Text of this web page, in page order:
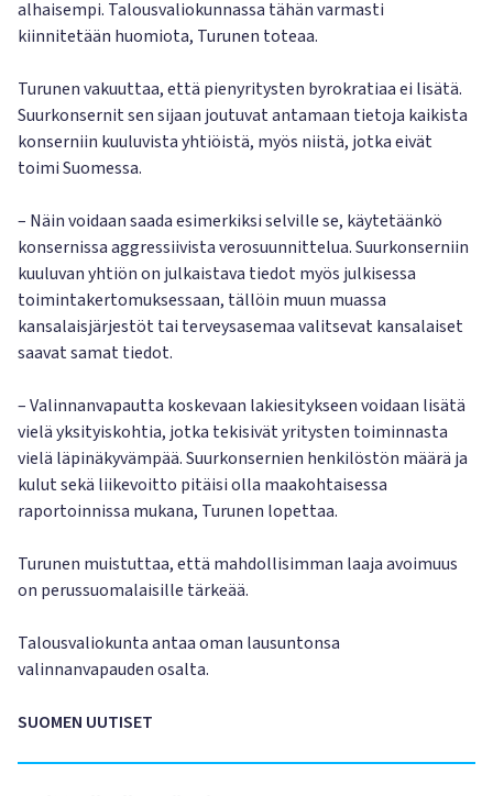
alhaisempi. Talousvaliokunnassa tähän varmasti
kiinnitetään huomiota, Turunen toteaa.
Turunen vakuuttaa, että pienyritysten byrokratiaa ei lisätä.
Suurkonsernit sen sijaan joutuvat antamaan tietoja kaikista
konserniin kuuluvista yhtiöistä, myös niistä, jotka eivät
toimi Suomessa.
– Näin voidaan saada esimerkiksi selville se, käytetäänkö
konsernissa aggressiivista verosuunnittelua. Suurkonserniin
kuuluvan yhtiön on julkaistava tiedot myös julkisessa
toimintakertomuksessaan, tällöin muun muassa
kansalaisjärjestöt tai terveysasemaa valitsevat kansalaiset
saavat samat tiedot.
– Valinnanvapautta koskevaan lakiesitykseen voidaan lisätä
vielä yksityiskohtia, jotka tekisivät yritysten toiminnasta
vielä läpinäkyvämpää. Suurkonsernien henkilöstön määrä ja
kulut sekä liikevoitto pitäisi olla maakohtaisessa
raportoinnissa mukana, Turunen lopettaa.
Turunen muistuttaa, että mahdollisimman laaja avoimuus
on perussuomalaisille tärkeää.
Talousvaliokunta antaa oman lausuntonsa
valinnanvapauden osalta.
SUOMEN UUTISET